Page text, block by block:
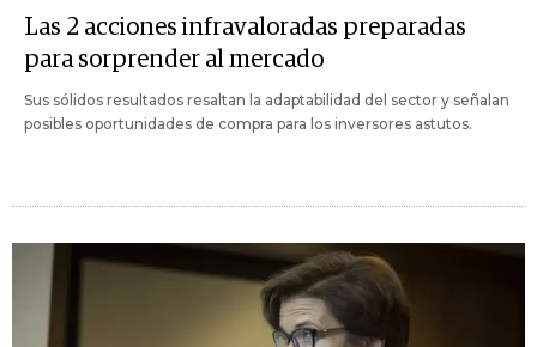
Las 2 acciones infravaloradas preparadas
para sorprender al mercado
Sus sólidos resultados resaltan la adaptabilidad del sector y señalan
posibles oportunidades de compra para los inversores astutos.